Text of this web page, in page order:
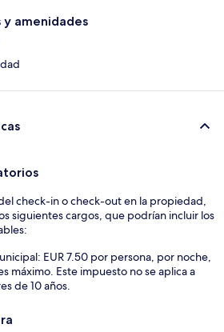
amenidades
check-in o check-out en la propiedad,
siguientes cargos, que podrían incluir los
EUR 7.50 por persona, por noche,
máximo. Este impuesto no se aplica a
de 10 años.